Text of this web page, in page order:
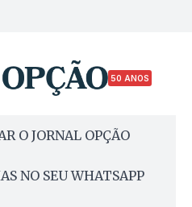
50 ANOS
O JORNAL OPÇÃO
NO SEU WHATSAPP